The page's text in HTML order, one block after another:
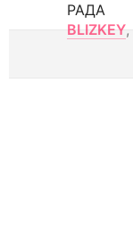
РАДА
BLIZKEY,